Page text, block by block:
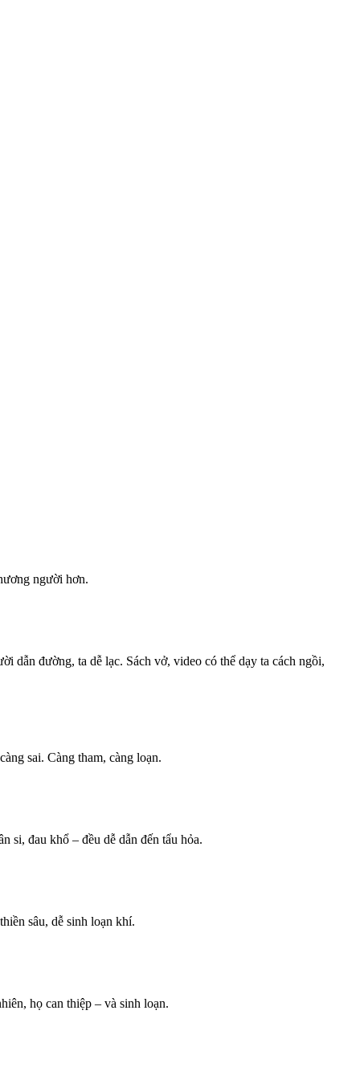
người hơn.
dẫn đường, ta dễ lạc. Sách vở, video có thể dạy ta cách ngồi,
sai. Càng tham, càng loạn.
si, đau khổ – đều dễ dẫn đến tẩu hỏa.
sâu, dễ sinh loạn khí.
họ can thiệp – và sinh loạn.